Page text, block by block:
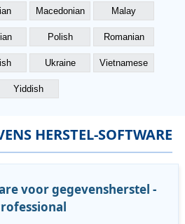
Macedonian Malay
Polish Romanian
Ukraine Vietnamese
Yiddish
HERSTEL-SOFTWARE
voor gegevensherstel -